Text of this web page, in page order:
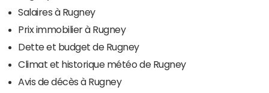
Salaires à Rugney
Prix immobilier à Rugney
Dette et budget de Rugney
Climat et historique météo de Rugney
Avis de décès à Rugney